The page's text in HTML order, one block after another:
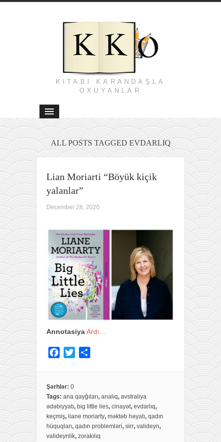
KITABI KARANDAŞLA
OXUYANLAR
ALL POSTS TAGGED EVDARLIQ
Lian Moriarti “Böyük kiçik
yalanlar”
December 28, 2020
AnnotasiyaArdı…
e
b
o
o
k
t
e
r
e
Şərhlər: 0
Tags: ana qayğıları, analıq, avstraliya
ədəbiyyatı, big little lies, cinayət, evdarlıq,
keçmiş, liane moriarty, məktəb həyatı, qadın
hüquqları, qadın problemləri, sirr, valideyn,
valideynlik, zorakılıq